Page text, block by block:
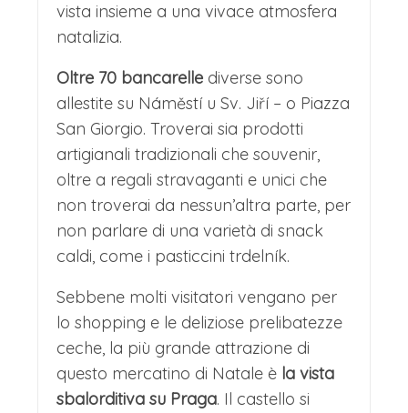
vista insieme a una vivace atmosfera
natalizia.
Oltre 70 bancarelle diverse sono
allestite su Náměstí u Sv. Jiří – o Piazza
San Giorgio. Troverai sia prodotti
artigianali tradizionali che souvenir,
oltre a regali stravaganti e unici che
non troverai da nessun’altra parte, per
non parlare di una varietà di snack
caldi, come i pasticcini trdelník.
Sebbene molti visitatori vengano per
lo shopping e le deliziose prelibatezze
ceche, la più grande attrazione di
questo mercatino di Natale è la vista
sbalorditiva su Praga. Il castello si